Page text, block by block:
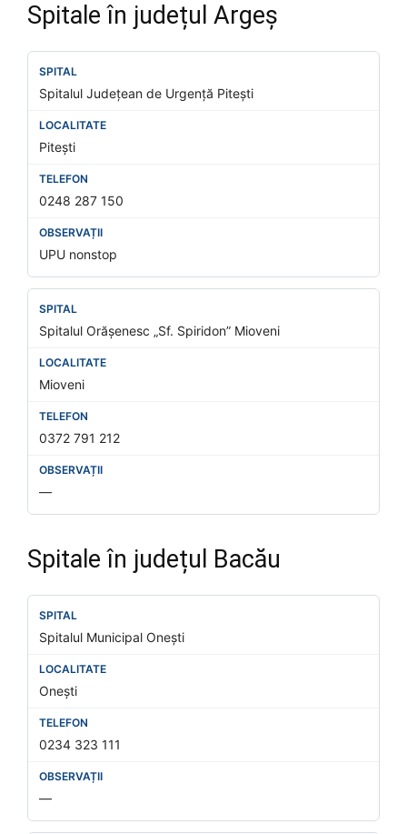
Spitale în județul Argeș
Spitalul Județean de Urgență Pitești
Pitești
0248 287 150
UPU nonstop
Spitalul Orășenesc „Sf. Spiridon” Mioveni
Mioveni
0372 791 212
—
Spitale în județul Bacău
Spitalul Municipal Onești
Onești
0234 323 111
—